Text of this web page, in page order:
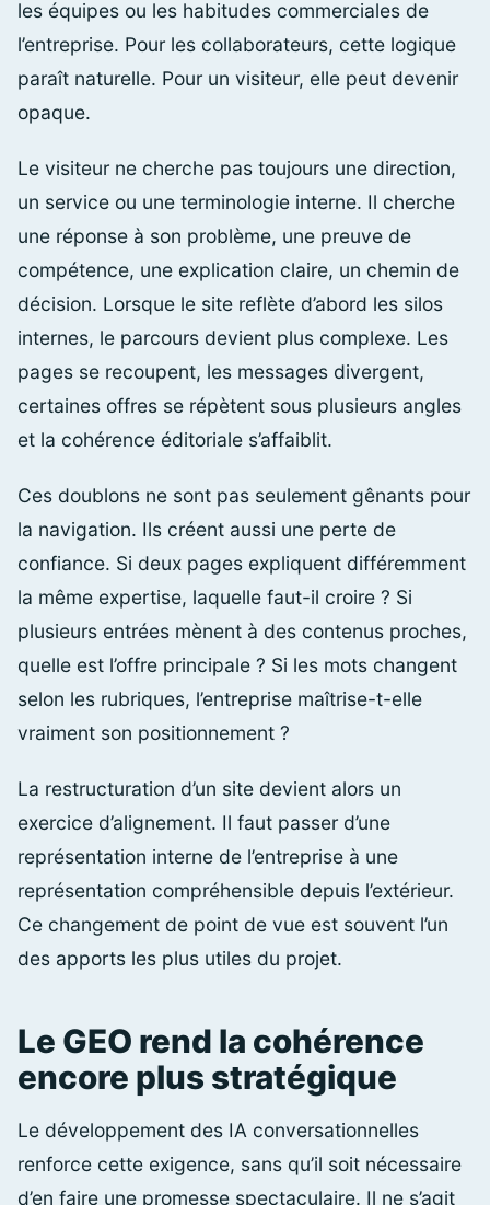
les équipes ou les habitudes commerciales de
l’entreprise. Pour les collaborateurs, cette logique
paraît naturelle. Pour un visiteur, elle peut devenir
opaque.
Le visiteur ne cherche pas toujours une direction,
un service ou une terminologie interne. Il cherche
une réponse à son problème, une preuve de
compétence, une explication claire, un chemin de
décision. Lorsque le site reflète d’abord les silos
internes, le parcours devient plus complexe. Les
pages se recoupent, les messages divergent,
certaines offres se répètent sous plusieurs angles
et la cohérence éditoriale s’affaiblit.
Ces doublons ne sont pas seulement gênants pour
la navigation. Ils créent aussi une perte de
confiance. Si deux pages expliquent différemment
la même expertise, laquelle faut-il croire ? Si
plusieurs entrées mènent à des contenus proches,
quelle est l’offre principale ? Si les mots changent
selon les rubriques, l’entreprise maîtrise-t-elle
vraiment son positionnement ?
La restructuration d’un site devient alors un
exercice d’alignement. Il faut passer d’une
représentation interne de l’entreprise à une
représentation compréhensible depuis l’extérieur.
Ce changement de point de vue est souvent l’un
des apports les plus utiles du projet.
Le GEO rend la cohérence
encore plus stratégique
Le développement des IA conversationnelles
renforce cette exigence, sans qu’il soit nécessaire
d’en faire une promesse spectaculaire. Il ne s’agit